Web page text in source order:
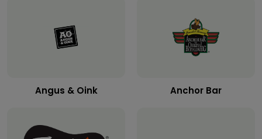
Angus & Oink Anchor Bar